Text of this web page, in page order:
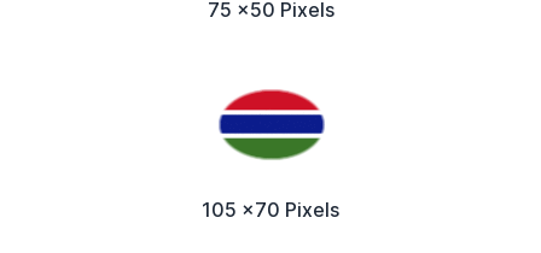
75 x50 Pixels
105 x70 Pixels